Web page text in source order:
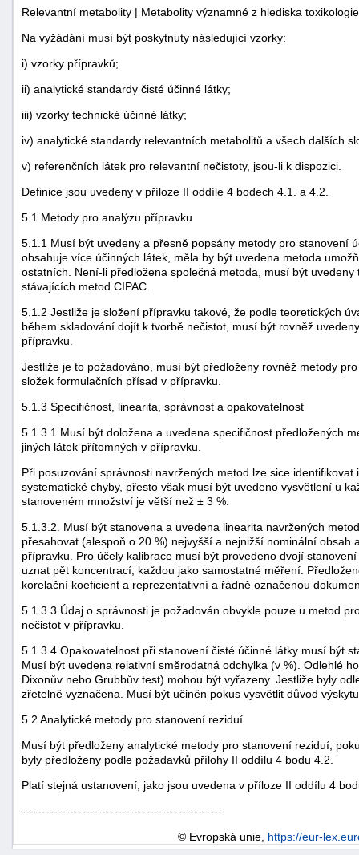
Relevantní metabolity | Metabolity významné z hlediska
Na vyžádání musí být poskytnuty následující vzorky:
i) vzorky přípravků;
ii) analytické standardy čisté účinné látky;
iii) vzorky technické účinné látky;
iv) analytické standardy relevantních metabolitů a všech dalších
v) referenčních látek pro relevantní nečistoty, jsou-li k dispozici.
Definice jsou uvedeny v příloze II oddíle 4 bodech 4.1. a 4.2.
5.1 Metody pro analýzu přípravku
5.1.1 Musí být uvedeny a přesně popsány metody pro stanovení
obsahuje více účinných látek, měla by být uvedena metoda
ostatních. Není-li předložena společná metoda, musí být
stávajících metod CIPAC.
5.1.2 Jestliže je složení přípravku takové, že podle teoretických
během skladování dojít k tvorbě nečistot, musí být rovněž
přípravku.
Jestliže je to požadováno, musí být předloženy rovněž metody
složek formulačních přísad v přípravku.
5.1.3 Specifičnost, linearita, správnost a opakovatelnost
5.1.3.1 Musí být doložena a uvedena specifičnost předložených
jiných látek přítomných v přípravku.
Při posuzování správnosti navržených metod lze sice
systematické chyby, přesto však musí být uvedeno vysvětlení u
stanoveném množství je větší než ± 3 %.
5.1.3.2. Musí být stanovena a uvedena linearita navržených
přesahovat (alespoň o 20 %) nejvyšší a nejnižší nominální obsah
přípravku. Pro účely kalibrace musí být provedeno dvojí
uznat pět koncentrací, každou jako samostatné měření.
korelační koeficient a reprezentativní a řádně označenou
5.1.3.3 Údaj o správnosti je požadován obvykle pouze u metod
nečistot v přípravku.
5.1.3.4 Opakovatelnost při stanovení čisté účinné látky musí být
Musí být uvedena relativní směrodatná odchylka (v %). Odlehlé
Dixonův nebo Grubbův test) mohou být vyřazeny. Jestliže byly
zřetelně vyznačena. Musí být učiněn pokus vysvětlit důvod
5.2 Analytické metody pro stanovení reziduí
Musí být předloženy analytické metody pro stanovení reziduí,
byly předloženy podle požadavků přílohy II oddílu 4 bodu 4.2.
Platí stejná ustanovení, jako jsou uvedena v příloze II oddílu 4
--------------------------------------------------
© Evropská unie, https://eur-